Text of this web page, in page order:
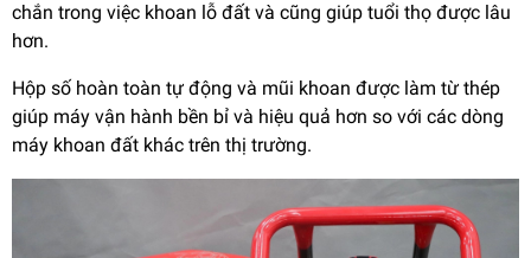
chắn trong việc khoan lỗ đất và cũng giúp tuổi thọ được lâu
hơn.
Hộp số hoàn toàn tự động và mũi khoan được làm từ thép
giúp máy vận hành bền bỉ và hiệu quả hơn so với các dòng
máy khoan đất khác trên thị trường.